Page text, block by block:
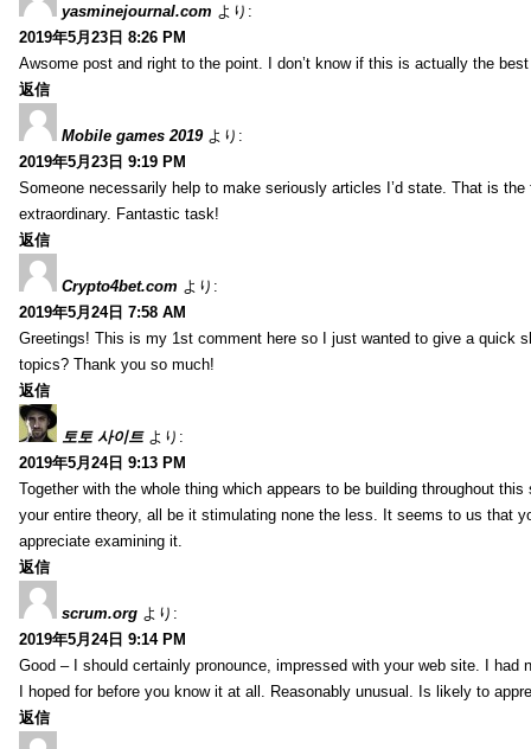
yasminejournal.com より:
2019年5月23日 8:26 PM
Awsome post and right to the point. I don’t know if this is actually the
返信
Mobile games 2019 より:
2019年5月23日 9:19 PM
Someone necessarily help to make seriously articles I’d state. That is
extraordinary. Fantastic task!
返信
Crypto4bet.com より:
2019年5月24日 7:58 AM
Greetings! This is my 1st comment here so I just wanted to give a quick
topics? Thank you so much!
返信
토토 사이트 より:
2019年5月24日 9:13 PM
Together with the whole thing which appears to be building throughout
your entire theory, all be it stimulating none the less. It seems to us that
appreciate examining it.
返信
scrum.org より:
2019年5月24日 9:14 PM
Good – I should certainly pronounce, impressed with your web site. I
I hoped for before you know it at all. Reasonably unusual. Is likely to
返信